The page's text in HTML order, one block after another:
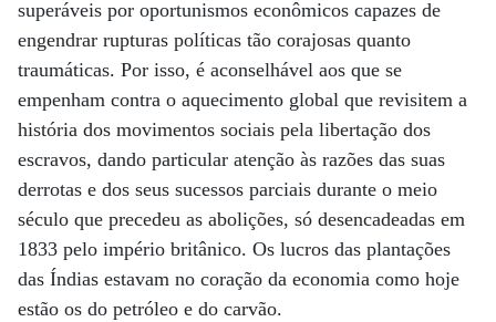
superáveis por oportunismos econômicos capazes de
engendrar rupturas políticas tão corajosas quanto
traumáticas. Por isso, é aconselhável aos que se
empenham contra o aquecimento global que revisitem a
história dos movimentos sociais pela libertação dos
escravos, dando particular atenção às razões das suas
derrotas e dos seus sucessos parciais durante o meio
século que precedeu as abolições, só desencadeadas em
1833 pelo império britânico. Os lucros das plantações
das Índias estavam no coração da economia como hoje
estão os do petróleo e do carvão.